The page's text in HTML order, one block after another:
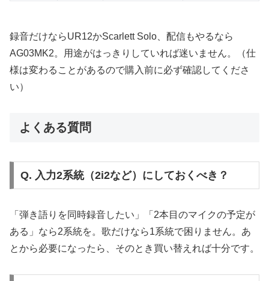
録音だけならUR12かScarlett Solo、配信もやるなら
AG03MK2。用途がはっきりしていれば迷いません。（仕
様は変わることがあるので購入前に必ず確認してくださ
い）
よくある質問
Q. 入力2系統（2i2など）にしておくべき？
「弾き語りを同時録音したい」「2本目のマイクの予定が
ある」なら2系統を。歌だけなら1系統で困りません。あ
とから必要になったら、そのとき買い替えれば十分です。